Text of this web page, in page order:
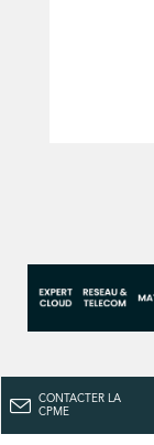
CONTACTER LA
CPME